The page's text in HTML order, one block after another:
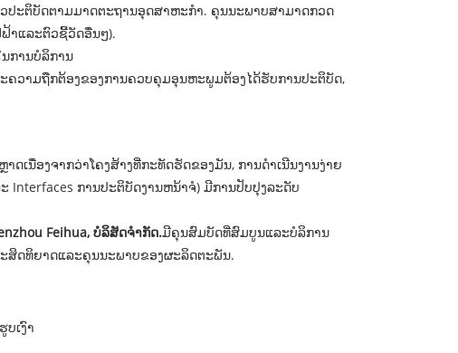
ປະຕິບັດຕາມມາດຕະຖານອຸດສາຫະກໍາ. ຄຸນນະພາບສາມາດກວດ
າແລະຕົວຊີ້ວັດອື່ນໆ).
ການບໍລິການ
ຄວາມຖືກຕ້ອງຂອງການຄວບຄຸມອຸນຫະພູມຕ້ອງໄດ້ຮັບການປະຕິບັດ,
ເນື່ອງຈາກວ່າໂຄງສ້າງທີ່ກະທັດຮັດຂອງມັນ, ການດໍາເນີນງານງ່າຍ
Interfaces ການປະຕິບັດງານຫນ້າຈໍ) ມີການປັບປຸງລະດັບ
Feihua, ບໍລິສັດຈໍາກັດ.ມີຄຸນສົມບັດທີ່ສົມບູນແລະບໍລິການ
ສິດທິຍາດແລະຄຸນນະພາບຂອງຜະລິດຕະພັນ.
ບເງົາ